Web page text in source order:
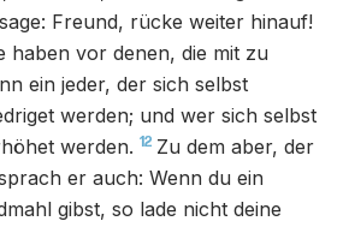
Freund, rücke weiter hinauf!
haben vor denen, die mit zu
ein jeder, der sich selbst
werden; und wer sich selbst
werden. 12 Zu dem aber, der
er auch: Wenn du ein
gibst, so lade nicht deine